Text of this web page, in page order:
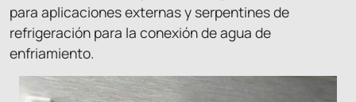
para aplicaciones externas y serpentines de
refrigeración para la conexión de agua de
enfriamiento.